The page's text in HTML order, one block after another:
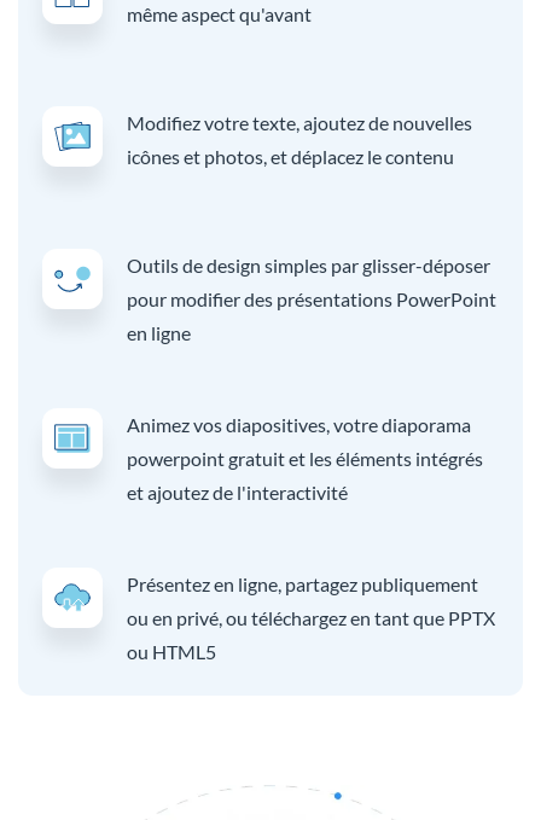
même aspect qu'avant
Modifiez votre texte, ajoutez de nouvelles
icônes et photos, et déplacez le contenu
Outils de design simples par glisser-déposer
pour modifier des présentations PowerPoint
en ligne
Animez vos diapositives, votre diaporama
powerpoint gratuit et les éléments intégrés
et ajoutez de l'interactivité
Présentez en ligne, partagez publiquement
ou en privé, ou téléchargez en tant que PPTX
ou HTML5